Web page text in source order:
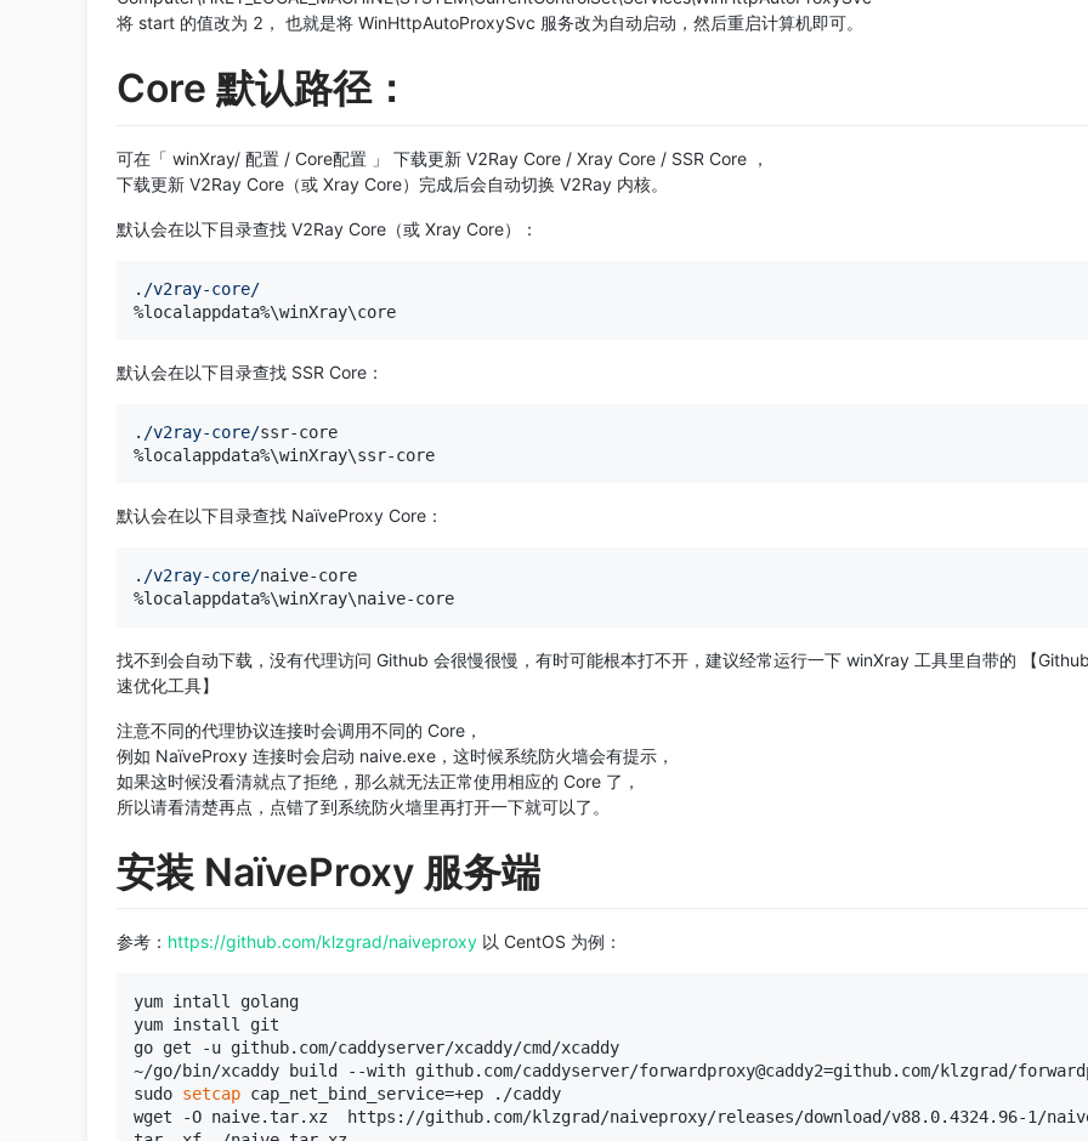
将 start 的值改为 2， 也就是将 WinHttpAutoProxySvc 服务改为自动启动，然后重启计算机即可。
Core 默认路径：
可在「 winXray/ 配置 / Core配置 」 下载更新 V2Ray Core / Xray Core / SSR Core ，
下载更新 V2Ray Core（或 Xray Core）完成后会自动切换 V2Ray 内核。
默认会在以下目录查找 V2Ray Core（或 Xray Core）：
. /v2ray-core/
%localappdata%\winXray\core
默认会在以下目录查找 SSR Core：
. /v2ray-core/ssr-core
%localappdata%\winXray\ssr-core
默认会在以下目录查找 NaïveProxy Core：
. /v2ray-core/naive-core
%localappdata%\winXray\naive-core
找不到会自动下载，没有代理访问 Github 会很慢很慢，有时可能根本打不开，建议经常运行一下 winXray 工具里自带的 【
速优化工具】
注意不同的代理协议连接时会调用不同的 Core，
例如 NaïveProxy 连接时会启动 naive.exe，这时候系统防火墙会有提示，
如果这时候没看清就点了拒绝，那么就无法正常使用相应的 Core 了，
所以请看清楚再点，点错了到系统防火墙里再打开一下就可以了。
安装 NaïveProxy 服务端
参考： https://github.com/klzgrad/naiveproxy 以 CentOS 为例：
yum intall golang
yum install git
go get -u github.com/caddyserver/xcaddy/cmd/xcaddy
~/go/bin/xcaddy build --with github.com/caddyserver/forwardproxy@caddy2=github.com/klzgrad/
sudo setcap cap_net_bind_service=+ep ./caddy
wget -O naive.tar.xz  https://github.com/klzgrad/naiveproxy/releases/download/v88.0.4324.96-1/